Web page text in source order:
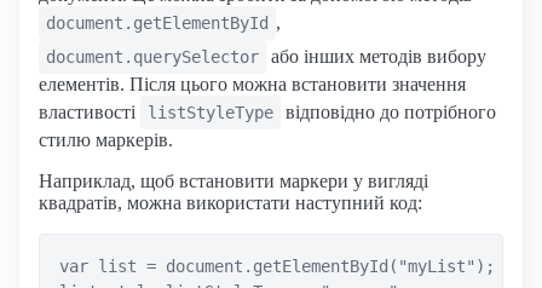
document.getElementById ,
document.querySelector
або інших методів вибору
елементів. Після цього можна встановити значення
властивості
listStyleType
відповідно до потрібного
стилю маркерів.
Наприклад, щоб встановити маркери у вигляді
квадратів, можна використати наступний код:
var list = document.getElementById("myList");